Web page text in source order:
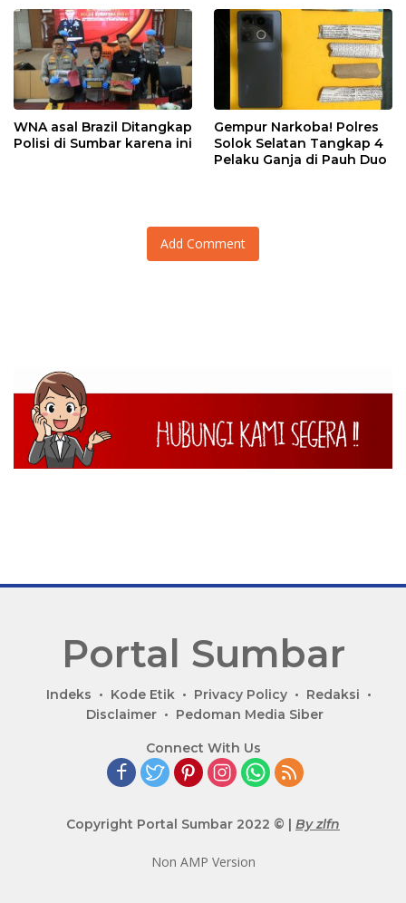
WNA asal Brazil Ditangkap
Polisi di Sumbar karena ini
Gempur Narkoba! Polres
Solok Selatan Tangkap 4
Pelaku Ganja di Pauh Duo
Add Comment
Portal Sumbar
Indeks Kode Etik Privacy Policy
Redaksi
Disclaimer
Pedoman Media Siber
Connect With Us
Copyright Portal Sumbar 2022 © | By zlfn
Non AMP Version